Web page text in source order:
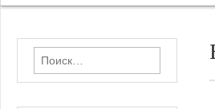
menu
Найти: